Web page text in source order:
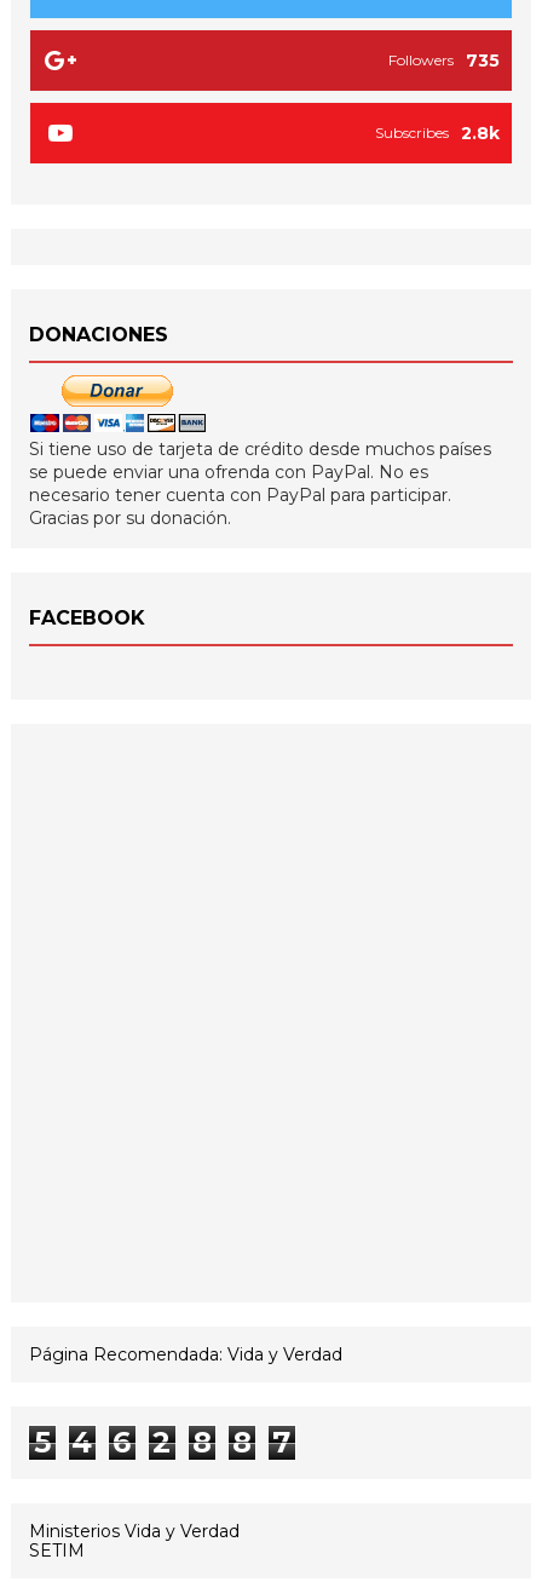
735
Followers
2.8k
Subscribes
DONACIONES
Si tiene uso de tarjeta de crédito desde muchos países
se puede enviar una ofrenda con PayPal. No es
necesario tener cuenta con PayPal para participar.
Gracias por su donación.
FACEBOOK
Página Recomendada: Vida y Verdad
5 4 6 2 8 8 7
Ministerios Vida y Verdad
SETIM